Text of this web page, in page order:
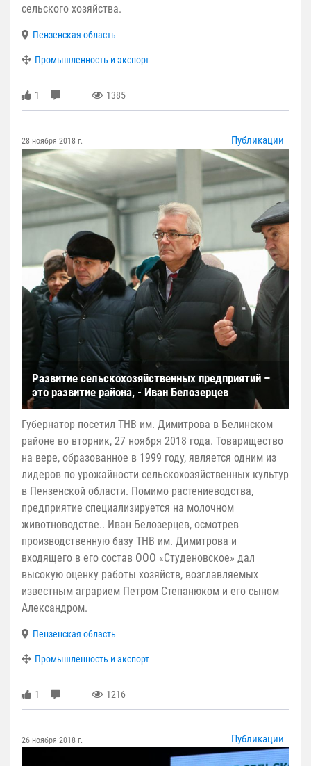
сельского хозяйства.
Пензенская область
Промышленность и экспорт
1 1385
28 ноября 2018 г. Публикации
Развитие сельскохозяйственных предприятий –
это развитие района, - Иван Белозерцев
Губернатор посетил ТНВ им. Димитрова в Белинском
районе во вторник, 27 ноября 2018 года. Товарищество
на вере, образованное в 1999 году, является одним из
лидеров по урожайности сельскохозяйственных культур
в Пензенской области. Помимо растениеводства,
предприятие специализируется на молочном
животноводстве.. Иван Белозерцев, осмотрев
производственную базу ТНВ им. Димитрова и
входящего в его состав ООО «Студеновское» дал
высокую оценку работы хозяйств, возглавляемых
известным аграрием Петром Степанюком и его сыном
Александром.
Пензенская область
Промышленность и экспорт
1 1216
26 ноября 2018 г. Публикации